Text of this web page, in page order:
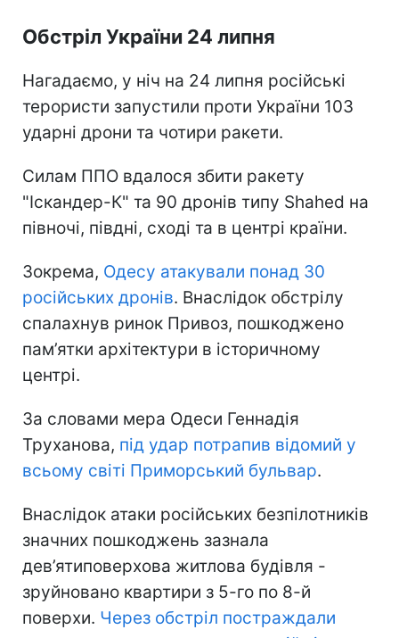
Обстріл України 24 липня
Нагадаємо, у ніч на 24 липня російські
терористи запустили проти України 103
ударні дрони та чотири ракети.
Силам ППО вдалося збити ракету
"Іскандер-К" та 90 дронів типу Shahed на
півночі, півдні, сході та в центрі країни.
Зокрема, Одесу атакували понад 30
російських дронів. Внаслідок обстрілу
спалахнув ринок Привоз, пошкоджено
пам’ятки архітектури в історичному
центрі.
За словами мера Одеси Геннадія
Труханова, під удар потрапив відомий у
всьому світі Приморський бульвар.
Внаслідок атаки російських безпілотників
значних пошкоджень зазнала
дев’ятиповерхова житлова будівля -
зруйновано квартири з 5-го по 8-й
поверхи. Через обстріл постраждали